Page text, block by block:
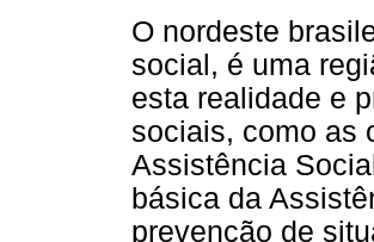
O nordeste
social, é uma
esta realidade e
sociais, como as
Assistência
básica da
prevenção de